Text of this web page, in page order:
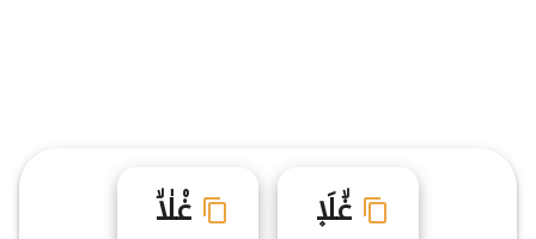
غۙلَا۪ غ۠لٰاۙ